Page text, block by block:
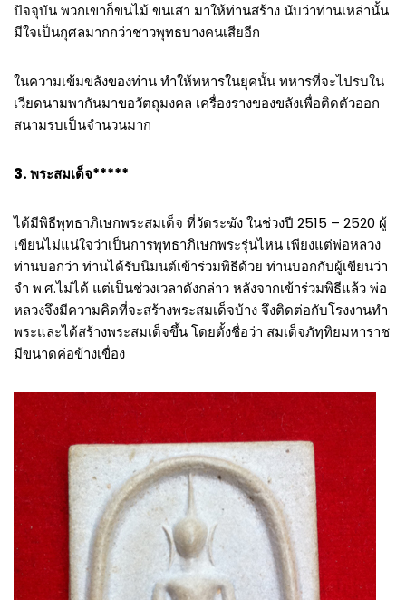
ปัจจุบัน พวกเขาก็ขนไม้ ขนเสา มาให้ท่านสร้าง นับว่าท่านเหล่านั้น
มีใจเป็นกุศลมากกว่าชาวพุทธบางคนเสียอีก
ในความเข้มขลังของท่าน ทำให้ทหารในยุคนั้น ทหารที่จะไปรบใน
เวียดนามพากันมาขอวัตถุมงคล เครื่องรางของขลังเพื่อติดตัวออก
สนามรบเป็นจำนวนมาก
3. พระสมเด็จ*****
ได้มีพิธีพุทธาภิเษกพระสมเด็จ ที่วัดระฆัง ในช่วงปี 2515 – 2520 ผู้
เขียนไม่แน่ใจว่าเป็นการพุทธาภิเษกพระรุ่นไหน เพียงแต่พ่อหลวง
ท่านบอกว่า ท่านได้รับนิมนต์เข้าร่วมพิธีด้วย ท่านบอกกับผู้เขียนว่า
จำ พ.ศ.ไม่ได้ แต่เป็นช่วงเวลาดังกล่าว หลังจากเข้าร่วมพิธีแล้ว พ่อ
หลวงจึงมีความคิดที่จะสร้างพระสมเด็จบ้าง จึงติดต่อกับโรงงานทำ
พระและได้สร้างพระสมเด็จขึ้น โดยตั้งชื่อว่า สมเด็จภัทฺทิยมหาราช
มีขนาดค่อข้างเขื่อง